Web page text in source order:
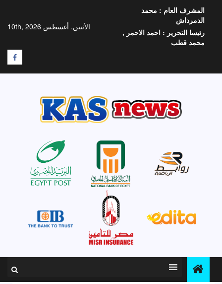
المحتوى
الأثنين. أغسطس 10th, 2026
المشرف العام : محمد
الدمرداش
رئيسا التحرير : احمد الاحمر ,
محمد قطب
F